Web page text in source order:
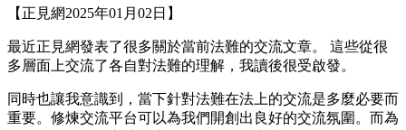
【正見網2025年01月02日】
最近正見網發表了很多關於當前法難的交流文章。 這些從很
多層面上交流了各自對法難的理解，我讀後很受啟發。
同時也讓我意識到，當下針對法難在法上的交流是多麼必要而
重要。修煉交流平台可以為我們開創出良好的交流氛圍。而為